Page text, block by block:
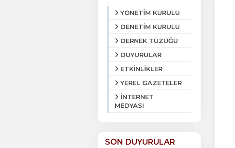
YÖNETİM KURULU
DENETİM KURULU
DERNEK TÜZÜĞÜ
DUYURULAR
ETKİNLİKLER
YEREL GAZETELER
İNTERNET
MEDYASI
SON DUYURULAR